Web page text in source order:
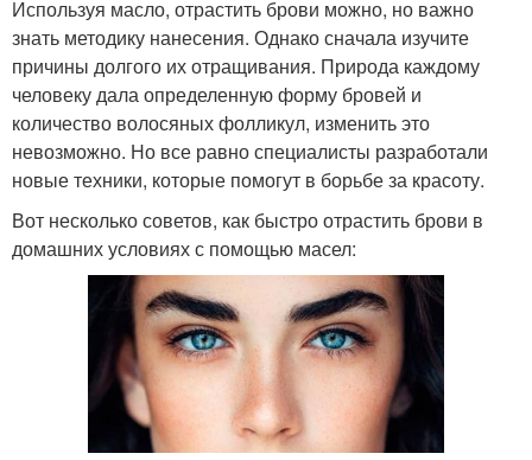
Используя масло, отрастить брови можно, но важно
знать методику нанесения. Однако сначала изучите
причины долгого их отращивания. Природа каждому
человеку дала определенную форму бровей и
количество волосяных фолликул, изменить это
невозможно. Но все равно специалисты разработали
новые техники, которые помогут в борьбе за красоту.
Вот несколько советов, как быстро отрастить брови в
домашних условиях с помощью масел: